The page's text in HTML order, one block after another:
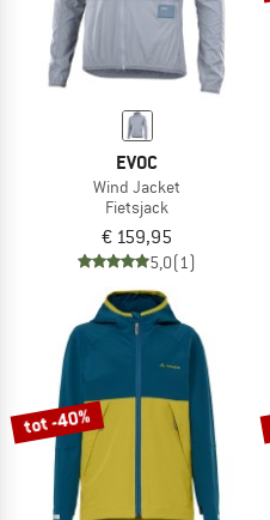
EVOC
Wind Jacket
Fietsjack
€ 159,95
5,0(1)
tot -40%